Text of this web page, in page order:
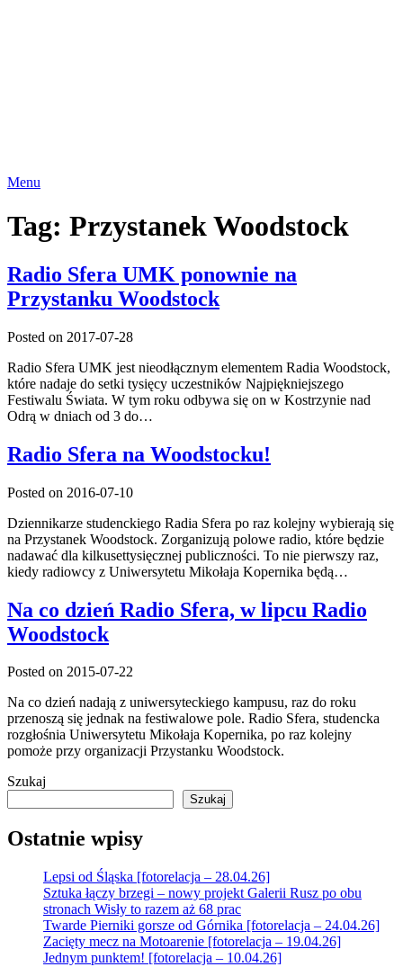
Menu
Tag: Przystanek Woodstock
Radio Sfera UMK ponownie na
Przystanku Woodstock
Posted on 2017-07-28
Radio Sfera UMK jest nieodłącznym elementem Radia Woodstock,
które nadaje do setki tysięcy uczestników Najpiękniejszego
Festiwalu Świata. W tym roku odbywa się on w Kostrzynie nad
Odrą w dniach od 3 do…
Radio Sfera na Woodstocku!
Posted on 2016-07-10
Dziennikarze studenckiego Radia Sfera po raz kolejny wybierają się
na Przystanek Woodstock. Zorganizują polowe radio, które będzie
nadawać dla kilkusettysięcznej publiczności. To nie pierwszy raz,
kiedy radiowcy z Uniwersytetu Mikołaja Kopernika będą…
Na co dzień Radio Sfera, w lipcu Radio
Woodstock
Posted on 2015-07-22
Na co dzień nadają z uniwersyteckiego kampusu, raz do roku
przenoszą się jednak na festiwalowe pole. Radio Sfera, studencka
rozgłośnia Uniwersytetu Mikołaja Kopernika, po raz kolejny
pomoże przy organizacji Przystanku Woodstock.
Szukaj
Szukaj
Ostatnie wpisy
Lepsi od Śląska [fotorelacja – 28.04.26]
Sztuka łączy brzegi – nowy projekt Galerii Rusz po obu
stronach Wisły to razem aż 68 prac
Twarde Pierniki gorsze od Górnika [fotorelacja – 24.04.26]
Zacięty mecz na Motoarenie [fotorelacja – 19.04.26]
Jednym punktem! [fotorelacja – 10.04.26]